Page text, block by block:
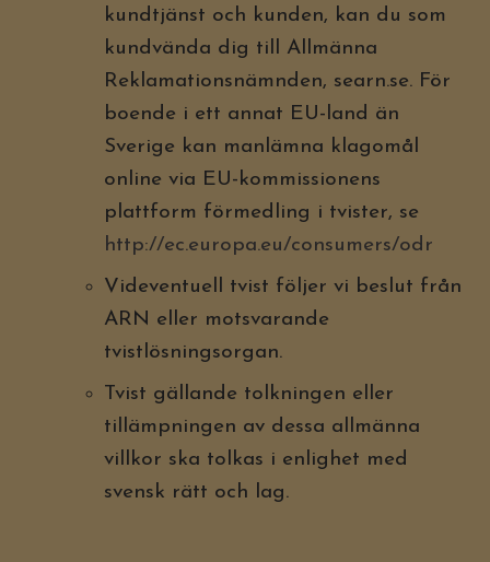
kundtjänst och kunden, kan du som
kundvända dig till Allmänna
Reklamationsnämnden, searn.se. För
boende i ett annat EU-land än
Sverige kan manlämna klagomål
online via EU-kommissionens
plattform förmedling i tvister, se
http://ec.europa.eu/consumers/odr
Videventuell tvist följer vi beslut från
ARN eller motsvarande
tvistlösningsorgan.
Tvist gällande tolkningen eller
tillämpningen av dessa allmänna
villkor ska tolkas i enlighet med
svensk rätt och lag.